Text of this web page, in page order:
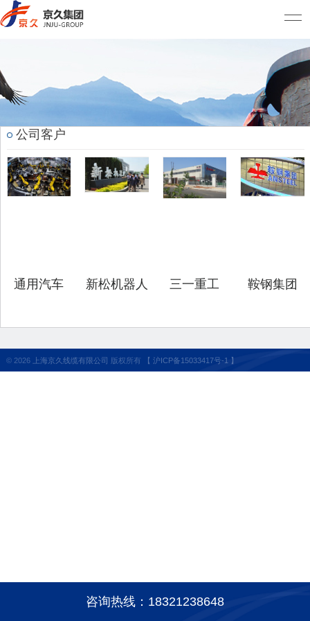
公司客户
通用汽车 新松机器人 三一重工 鞍钢集团
© 2026 上海京久线缆有限公司 版权所有 【 沪ICP备15033417号-1 】
咨询热线：18321238648